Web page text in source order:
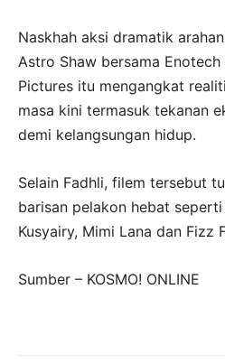
Naskhah aksi dramatik
Astro Shaw bersama
Pictures itu mengangkat
masa kini termasuk tekanan
demi kelangsungan hidup.
Selain Fadhli, filem tersebut
barisan pelakon hebat
Kusyairy, Mimi Lana dan Fizz
Sumber – KOSMO! ONLINE